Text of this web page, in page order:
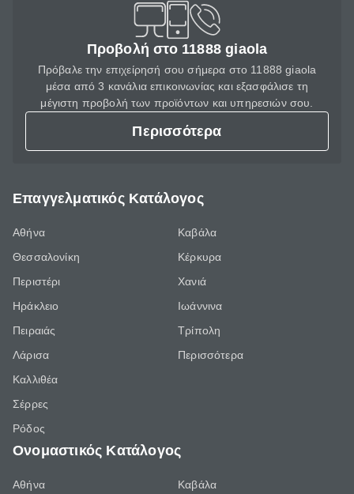
Προβολή στο 11888 giaola
Πρόβαλε την επιχείρησή σου σήμερα στο 11888 giaola
μέσα από 3 κανάλια επικοινωνίας και εξασφάλισε τη
μέγιστη προβολή των προϊόντων και υπηρεσιών σου.
Περισσότερα
Επαγγελματικός Κατάλογος
Αθήνα
Θεσσαλονίκη
Περιστέρι
Ηράκλειο
Πειραιάς
Λάρισα
Καλλιθέα
Σέρρες
Ρόδος
Καβάλα
Κέρκυρα
Χανιά
Ιωάννινα
Τρίπολη
Περισσότερα
Ονομαστικός Κατάλογος
Αθήνα Καβάλα